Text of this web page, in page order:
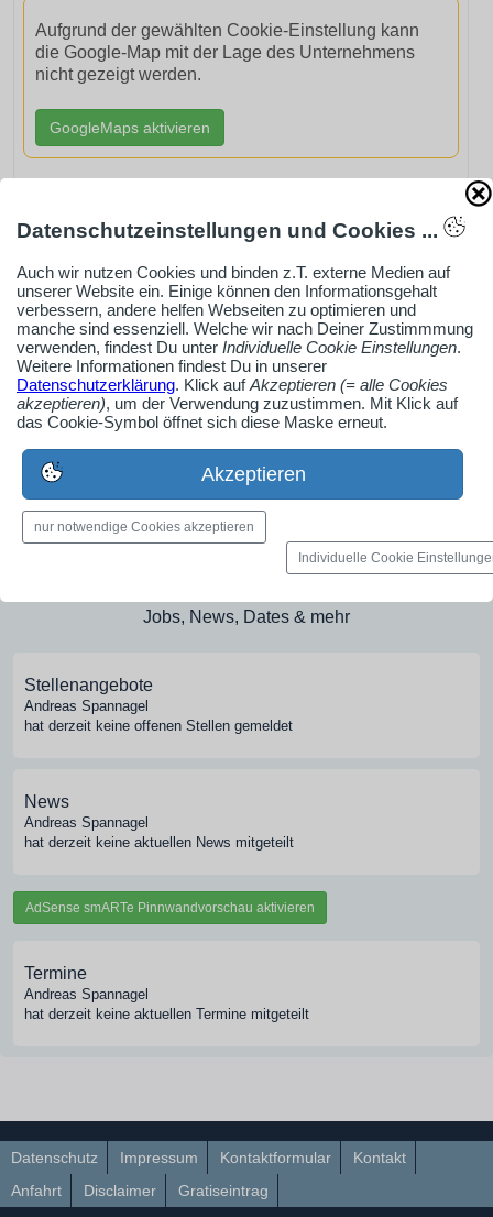
Aufgrund der gewählten Cookie-Einstellung kann
die Google-Map mit der Lage des Unternehmens
nicht gezeigt werden.
GoogleMaps aktivieren
AdSense smARTe inArticle-Anzeige aktivieren
Ob Solo-Selbsständiger, Handwerksbetrieb oder
Industrieunternehmen
Erstelle jetzt ein gratis Firmenprofil für dein Unternehmen:
jetzt registrieren
Medien-Galerie
Bilder, PDFs, Audio, Video
Jobs, News, Dates & mehr
Stellenangebote
Andreas Spannagel
hat derzeit keine offenen Stellen gemeldet
News
Andreas Spannagel
hat derzeit keine aktuellen News mitgeteilt
AdSense smARTe Pinnwandvorschau aktivieren
Termine
Andreas Spannagel
hat derzeit keine aktuellen Termine mitgeteilt
Datenschutz Impressum Kontaktformular
Kontakt
Anfahrt
Disclaimer Gratiseintrag
Datenschutzeinstellungen und Cookies ...
Auch wir nutzen Cookies und binden z.T. externe Medien auf
unserer Website ein. Einige können den Informationsgehalt
verbessern, andere helfen Webseiten zu optimieren und
manche sind essenziell. Welche wir nach Deiner Zustimmmung
verwenden, findest Du unter Individuelle Cookie Einstellungen.
Weitere Informationen findest Du in unserer
Datenschutzerklärung. Klick aufAkzeptieren (= alle Cookies
akzeptieren), um der Verwendung zuzustimmen. Mit Klick auf
das Cookie-Symbol öffnet sich diese Maske erneut.
Akzeptieren
nur notwendige Cookies akzeptieren
Individuelle Cookie